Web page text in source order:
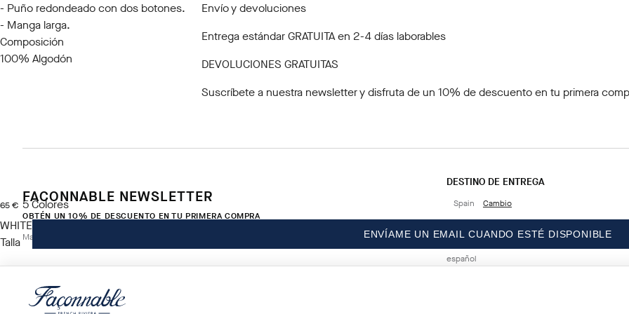
- Puño redondeado con dos botones.
- Manga larga.
Composición
100% Algodón
Envío y devoluciones
Entrega estándar GRATUITA en 2-4 días laborables
DEVOLUCIONES GRATUITAS
Suscríbete a nuestra newslettery disfruta de un 10% de descuento en tu primera
65 €
precio actual 65 €
5Colores
WHITE
Talla
ENVÍAME UN EMAIL CUANDO ESTÉ DISPONIBLE
FACONNABLE NEWSLETTER
OBTÉN UN 10% DE DESCUENTO EN TU PRIMERA COMPRA
Mantente informado sobre nuestros eventos, promociones y ofertas exclusivas.
DESTINO DE ENTREGA
Spain Cambio
IDIOMA
español